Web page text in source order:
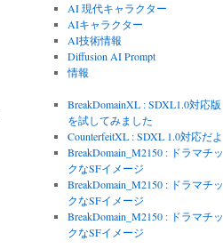
AI 現代キャラクター
AIキャラクター
AI技術情報
Diffusion AI Prompt
情報
BreakDomainXL : SDXL1.0対応版
を試してみました
CounterfeitXL : SDXL 1.0対応だよ
BreakDomain_M2150 : ドラマチッ
クなSFイメージ
BreakDomain_M2150 : ドラマチッ
クなSFイメージ
BreakDomain_M2150 : ドラマチッ
クなSFイメージ